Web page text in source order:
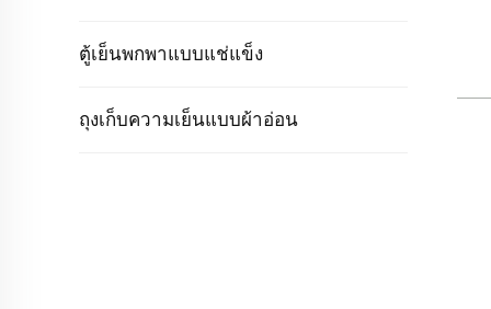
ตู้เย็นพกพาแบบแช่แข็ง
ถุงเก็บความเย็นแบบผ้าอ่อน